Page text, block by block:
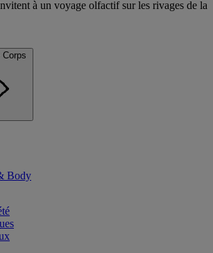
à un voyage olfactif sur les rivages de la
Corps
Body